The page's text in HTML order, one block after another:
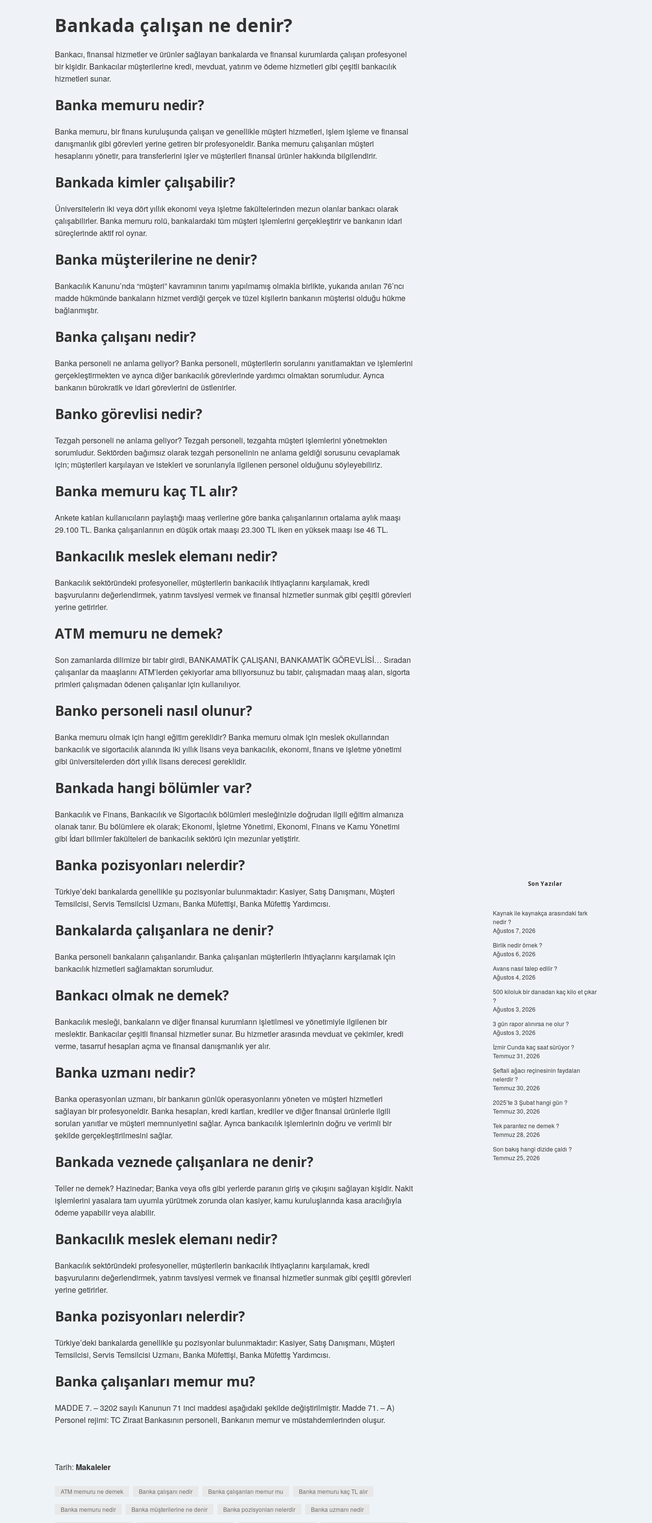
Bankada çalışan ne denir?
Bankacı, finansal hizmetler ve ürünler sağlayan bankalarda ve finansal kurumlarda çalışan profesyonel
bir kişidir. Bankacılar müşterilerine kredi, mevduat, yatırım ve ödeme hizmetleri gibi çeşitli bankacılık
hizmetleri sunar.
Banka memuru nedir?
Banka memuru, bir finans kuruluşunda çalışan ve genellikle müşteri hizmetleri, işlem işleme ve finansal
danışmanlık gibi görevleri yerine getiren bir profesyoneldir. Banka memuru çalışanları müşteri
hesaplarını yönetir, para transferlerini işler ve müşterileri finansal ürünler hakkında bilgilendirir.
Bankada kimler çalışabilir?
Üniversitelerin iki veya dört yıllık ekonomi veya işletme fakültelerinden mezun olanlar bankacı olarak
çalışabilirler. Banka memuru rolü, bankalardaki tüm müşteri işlemlerini gerçekleştirir ve bankanın idari
süreçlerinde aktif rol oynar.
Banka müşterilerine ne denir?
Bankacılık Kanunu’nda “müşteri” kavramının tanımı yapılmamış olmakla birlikte, yukarıda anılan 76’ncı
madde hükmünde bankaların hizmet verdiği gerçek ve tüzel kişilerin bankanın müşterisi olduğu hükme
bağlanmıştır.
Banka çalışanı nedir?
Banka personeli ne anlama geliyor? Banka personeli, müşterilerin sorularını yanıtlamaktan ve işlemlerini
gerçekleştirmekten ve ayrıca diğer bankacılık görevlerinde yardımcı olmaktan sorumludur. Ayrıca
bankanın bürokratik ve idari görevlerini de üstlenirler.
Banko görevlisi nedir?
Tezgah personeli ne anlama geliyor? Tezgah personeli, tezgahta müşteri işlemlerini yönetmekten
sorumludur. Sektörden bağımsız olarak tezgah personelinin ne anlama geldiği sorusunu cevaplamak
için; müşterileri karşılayan ve istekleri ve sorunlarıyla ilgilenen personel olduğunu söyleyebiliriz.
Banka memuru kaç TL alır?
Ankete katılan kullanıcıların paylaştığı maaş verilerine göre banka çalışanlarının ortalama aylık maaşı
29.100 TL. Banka çalışanlarının en düşük ortak maaşı 23.300 TL iken en yüksek maaşı ise 46 TL.
Bankacılık meslek elemanı nedir?
Bankacılık sektöründeki profesyoneller, müşterilerin bankacılık ihtiyaçlarını karşılamak, kredi
başvurularını değerlendirmek, yatırım tavsiyesi vermek ve finansal hizmetler sunmak gibi çeşitli görevleri
yerine getirirler.
ATM memuru ne demek?
Son zamanlarda dilimize bir tabir girdi, BANKAMATİK ÇALIŞANI, BANKAMATİK GÖREVLİSİ… Sıradan
çalışanlar da maaşlarını ATM’lerden çekiyorlar ama biliyorsunuz bu tabir, çalışmadan maaş alan, sigorta
primleri çalışmadan ödenen çalışanlar için kullanılıyor.
Banko personeli nasıl olunur?
Banka memuru olmak için hangi eğitim gereklidir? Banka memuru olmak için meslek okullarından
bankacılık ve sigortacılık alanında iki yıllık lisans veya bankacılık, ekonomi, finans ve işletme yönetimi
gibi üniversitelerden dört yıllık lisans derecesi gereklidir.
Bankada hangi bölümler var?
Bankacılık ve Finans, Bankacılık ve Sigortacılık bölümleri mesleğinizle doğrudan ilgili eğitim almanıza
olanak tanır. Bu bölümlere ek olarak; Ekonomi, İşletme Yönetimi, Ekonomi, Finans ve Kamu Yönetimi
gibi İdari bilimler fakülteleri de bankacılık sektörü için mezunlar yetiştirir.
Banka pozisyonları nelerdir?
Türkiye’deki bankalarda genellikle şu pozisyonlar bulunmaktadır: Kasiyer, Satış Danışmanı, Müşteri
Temsilcisi, Servis Temsilcisi Uzmanı, Banka Müfettişi, Banka Müfettiş Yardımcısı.
Bankalarda çalışanlara ne denir?
Banka personeli bankaların çalışanlarıdır. Banka çalışanları müşterilerin ihtiyaçlarını karşılamak için
bankacılık hizmetleri sağlamaktan sorumludur.
Bankacı olmak ne demek?
Bankacılık mesleği, bankaların ve diğer finansal kurumların işletilmesi ve yönetimiyle ilgilenen bir
meslektir. Bankacılar çeşitli finansal hizmetler sunar. Bu hizmetler arasında mevduat ve çekimler, kredi
verme, tasarruf hesapları açma ve finansal danışmanlık yer alır.
Banka uzmanı nedir?
Banka operasyonları uzmanı, bir bankanın günlük operasyonlarını yöneten ve müşteri hizmetleri
sağlayan bir profesyoneldir. Banka hesapları, kredi kartları, krediler ve diğer finansal ürünlerle ilgili
soruları yanıtlar ve müşteri memnuniyetini sağlar. Ayrıca bankacılık işlemlerinin doğru ve verimli bir
şekilde gerçekleştirilmesini sağlar.
Bankada veznede çalışanlara ne denir?
Teller ne demek? Hazinedar; Banka veya ofis gibi yerlerde paranın giriş ve çıkışını sağlayan kişidir. Nakit
işlemlerini yasalara tam uyumla yürütmek zorunda olan kasiyer, kamu kuruluşlarında kasa aracılığıyla
ödeme yapabilir veya alabilir.
Bankacılık meslek elemanı nedir?
Bankacılık sektöründeki profesyoneller, müşterilerin bankacılık ihtiyaçlarını karşılamak, kredi
başvurularını değerlendirmek, yatırım tavsiyesi vermek ve finansal hizmetler sunmak gibi çeşitli görevleri
yerine getirirler.
Banka pozisyonları nelerdir?
Türkiye’deki bankalarda genellikle şu pozisyonlar bulunmaktadır: Kasiyer, Satış Danışmanı, Müşteri
Temsilcisi, Servis Temsilcisi Uzmanı, Banka Müfettişi, Banka Müfettiş Yardımcısı.
Banka çalışanları memur mu?
MADDE 7. – 3202 sayılı Kanunun 71 inci maddesi aşağıdaki şekilde değiştirilmiştir. Madde 71. – A)
Personel rejimi: TC Ziraat Bankasının personeli, Bankanın memur ve müstahdemlerinden oluşur.
Tarih: Makaleler
ATM memuru ne demek Banka çalışanı nedir Banka çalışanları memur mu Banka memuru kaç TL alır
Banka memuru nedir Banka müşterilerine ne denir Banka pozisyonları nelerdir Banka uzmanı nedir
Son Yazılar
Kaynak ile kaynakça arasındaki fark
nedir ?
Ağustos 7, 2026
Birlik nedir örnek ?
Ağustos 6, 2026
Avans nasıl talep edilir ?
Ağustos 4, 2026
500 kiloluk bir danadan kaç kilo et çıkar
?
Ağustos 3, 2026
3 gün rapor alınırsa ne olur ?
Ağustos 3, 2026
İzmir Cunda kaç saat sürüyor ?
Temmuz 31, 2026
Şeftali ağacı reçinesinin faydaları
nelerdir ?
Temmuz 30, 2026
2025’te 3 Şubat hangi gün ?
Temmuz 30, 2026
Tek parantez ne demek ?
Temmuz 28, 2026
Son bakış hangi dizide çaldı ?
Temmuz 25, 2026